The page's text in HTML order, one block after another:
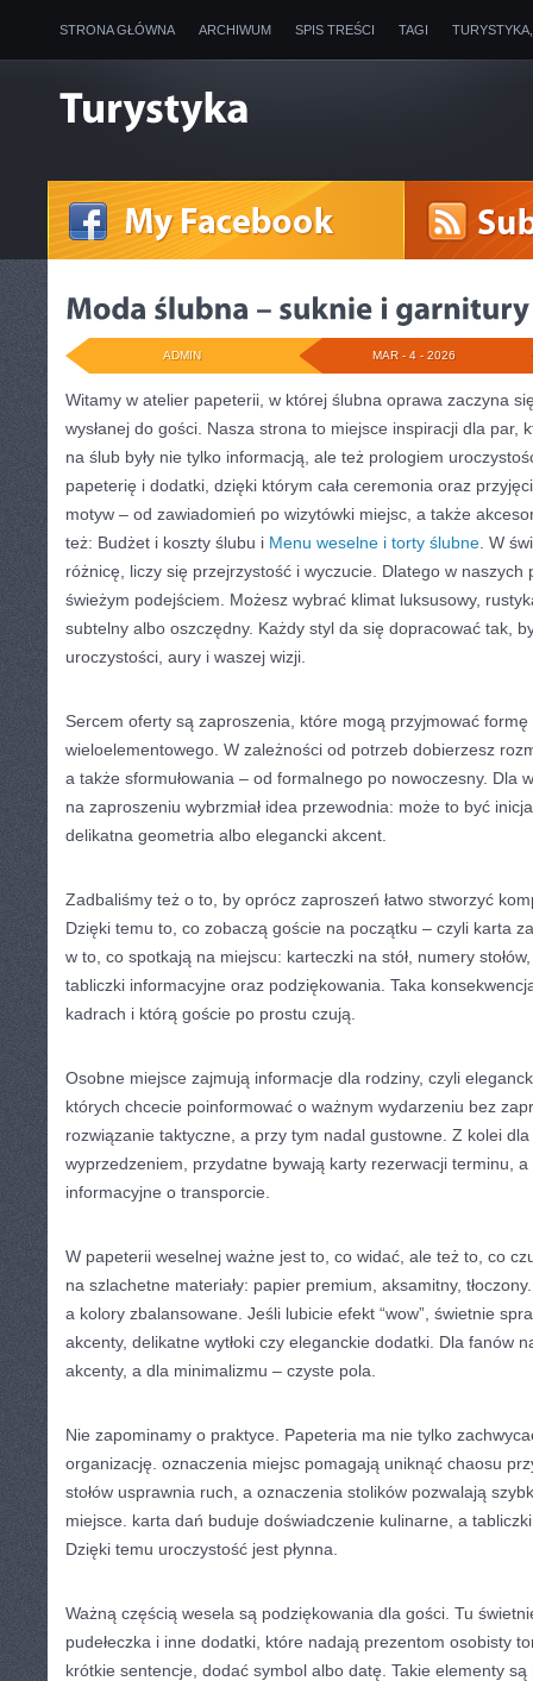
STRONA GŁÓWNA ARCHIWUM SPIS TREŚCI TAGI
MAR - 4 - 2026
ADMIN
Witamy w atelier papeterii, w której ślubna oprawa zaczyna
wysłanej do gości. Nasza strona to miejsce inspiracji dla par,
na ślub były nie tylko informacją, ale też prologiem
papeterię i dodatki, dzięki którym cała ceremonia oraz
motyw – od zawiadomień po wizytówki miejsc, a także
też: Budżet i koszty ślubu i Menu weselne i torty ślubne . W
różnicę, liczy się przejrzystość i wyczucie. Dlatego w naszych
świeżym podejściem. Możesz wybrać klimat luksusowy,
subtelny albo oszczędny. Każdy styl da się dopracować tak,
uroczystości, aury i waszej wizji.
Sercem oferty są zaproszenia, które mogą przyjmować formę
wieloelementowego. W zależności od potrzeb dobierzesz
a także sformułowania – od formalnego po nowoczesny. Dla
na zaproszeniu wybrzmiał idea przewodnia: może to być
delikatna geometria albo elegancki akcent.
Zadbaliśmy też o to, by oprócz zaproszeń łatwo stworzyć
Dzięki temu to, co zobaczą goście na początku – czyli karta
w to, co spotkają na miejscu: karteczki na stół, numery
tabliczki informacyjne oraz podziękowania. Taka
kadrach i którą goście po prostu czują.
Osobne miejsce zajmują informacje dla rodziny, czyli
których chcecie poinformować o ważnym wydarzeniu bez
rozwiązanie taktyczne, a przy tym nadal gustowne. Z kolei
wyprzedzeniem, przydatne bywają karty rezerwacji terminu, a
informacyjne o transporcie.
W papeterii weselnej ważne jest to, co widać, ale też to, co
na szlachetne materiały: papier premium, aksamitny,
a kolory zbalansowane. Jeśli lubicie efekt “wow”, świetnie
akcenty, delikatne wytłoki czy eleganckie dodatki. Dla fanów
akcenty, a dla minimalizmu – czyste pola.
Nie zapominamy o praktyce. Papeteria ma nie tylko
organizację. oznaczenia miejsc pomagają uniknąć chaosu
stołów usprawnia ruch, a oznaczenia stolików pozwalają
miejsce. karta dań buduje doświadczenie kulinarne, a
Dzięki temu uroczystość jest płynna.
Ważną częścią wesela są podziękowania dla gości. Tu
pudełeczka i inne dodatki, które nadają prezentom osobisty
krótkie sentencje, dodać symbol albo datę. Takie elementy